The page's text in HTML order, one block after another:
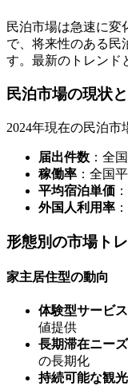
民泊市場は急速に変
で、将来性のある民
す。最新のトレンド
民泊市場の現状
2024年現在の民泊市
届出件数 ：全
稼働率 ：全国
平均宿泊単価
外国人利用率
形態別の市場ト
家主居住型の動向
体験型サービ
値提供
長期滞在ニーズ
の長期化
持続可能な観光